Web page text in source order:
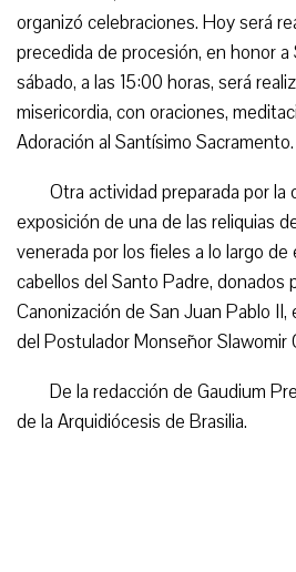
organizó celebraciones. Hoy será
precedida de procesión, en honor a
sábado, a las 15:00 horas, será
misericordia, con oraciones,
Adoración al Santísimo Sacramento.
Otra actividad preparada por la
exposición de una de las reliquias
venerada por los fieles a lo largo
cabellos del Santo Padre, donados
Canonización de San Juan Pablo II,
del Postulador Monseñor Slawomir
De la redacción de Gaudium
de la Arquidiócesis de Brasilia.